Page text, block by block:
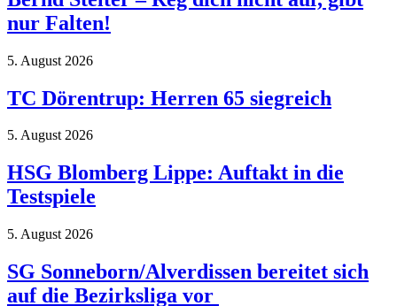
nur Falten!
5. August 2026
TC Dörentrup: Herren 65 siegreich
5. August 2026
HSG Blomberg Lippe: Auftakt in die
Testspiele
5. August 2026
SG Sonneborn/Alverdissen bereitet sich
auf die Bezirksliga vor